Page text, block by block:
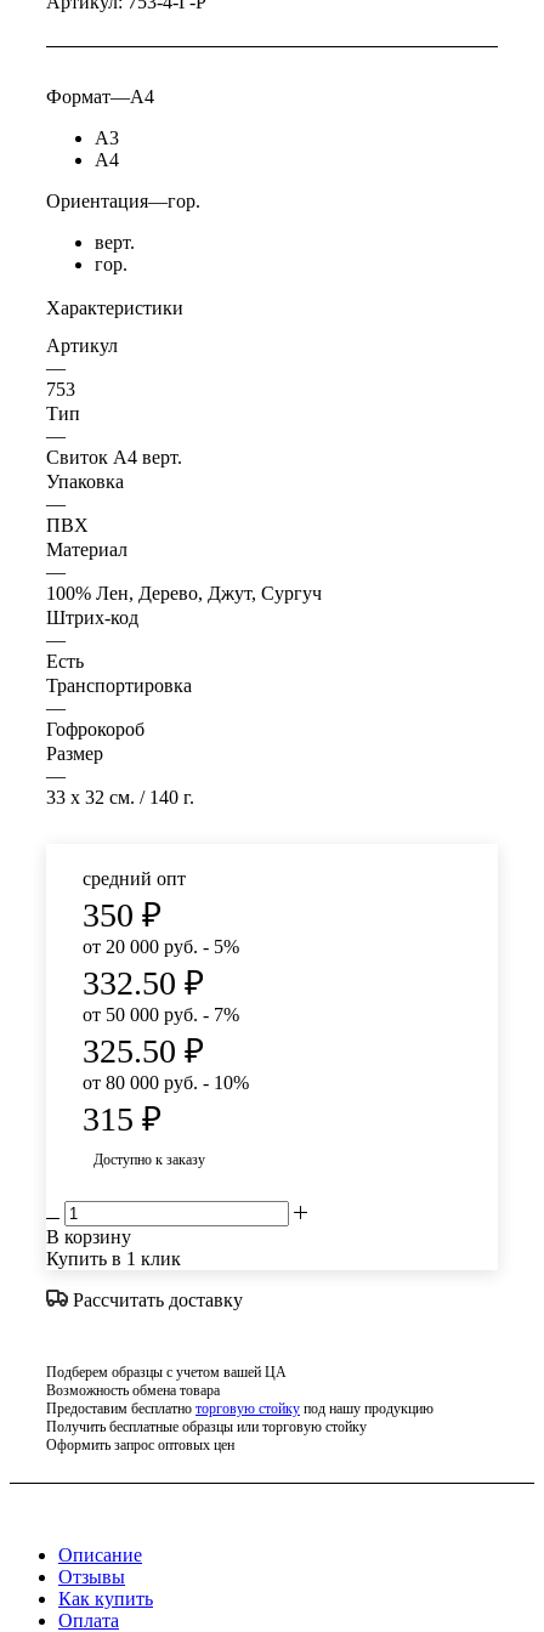
Формат—А4
А3
А4
Ориентация—гор.
верт.
гор.
Характеристики
Артикул
—
753
Тип
—
Свиток А4 верт.
Упаковка
—
ПВХ
Материал
—
100% Лен, Дерево, Джут, Сургуч
Штрих-код
—
Есть
Транспортировка
—
Гофрокороб
Размер
—
33 x 32 см. / 140 г.
средний опт
350 ₽
от 20 000 руб. - 5%
332.50 ₽
от 50 000 руб. - 7%
325.50 ₽
от 80 000 руб. - 10%
315 ₽
Доступно к заказу
В корзину
Купить в 1 клик
Рассчитать доставку
Подберем образцы с учетом вашей ЦА
Возможность обмена товара
Предоставим бесплатно торговую стойку под нашу продукцию
Получить бесплатные образцы или торговую стойку
Оформить запрос оптовых цен
Описание
Отзывы
Как купить
Оплата